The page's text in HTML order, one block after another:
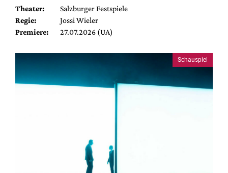
Theater:
Salzburger Festspiele
Regie:
Jossi Wieler
Premiere:
27.07.2026 (UA)
Schauspiel